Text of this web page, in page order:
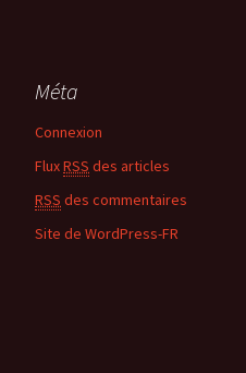
Méta
Connexion
FluxRSS des articles
RSS des commentaires
Site de WordPress-FR